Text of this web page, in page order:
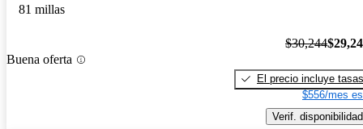
81 millas
Buena oferta
$30,244
El precio incluye tasas
$556/mes
Verif. disponibilidad